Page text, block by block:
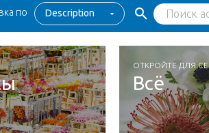
по Description
ОТКРОЙТЕ ДЛЯ
Всё